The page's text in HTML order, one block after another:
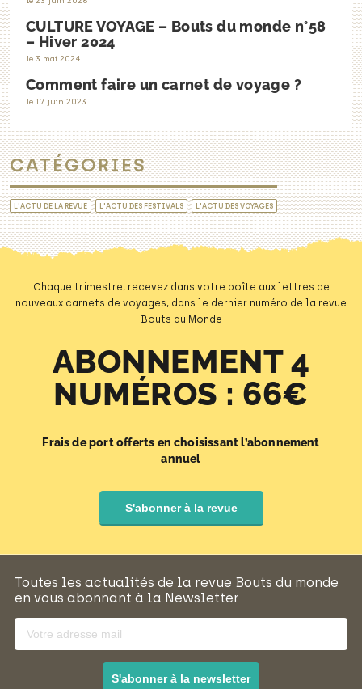
CULTURE VOYAGE – Bouts du monde n°58
– Hiver 2024
le 3 mai 2024
Comment faire un carnet de voyage ?
le 17 juin 2023
CATÉGORIES
L'ACTU DE LA REVUE L'ACTU DES FESTIVALS L'ACTU DES VOYAGES
Chaque trimestre, recevez dans votre boîte aux lettres de
nouveaux carnets de voyages, dans le dernier numéro de la revue
Bouts du Monde
ABONNEMENT 4
NUMÉROS : 66€
Frais de port offerts en choisissant l’abonnement
annuel
S'abonner à la revue
Toutes les actualités de la revue Bouts du monde
en vous abonnant à la Newsletter
S'abonner à la newsletter